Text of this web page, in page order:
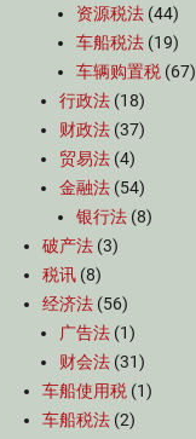
资源税法 (44)
车船税法 (19)
车辆购置税 (67)
行政法 (18)
财政法 (37)
贸易法 (4)
金融法 (54)
银行法 (8)
破产法 (3)
税讯 (8)
经济法 (56)
广告法 (1)
财会法 (31)
车船使用税 (1)
车船税法 (2)